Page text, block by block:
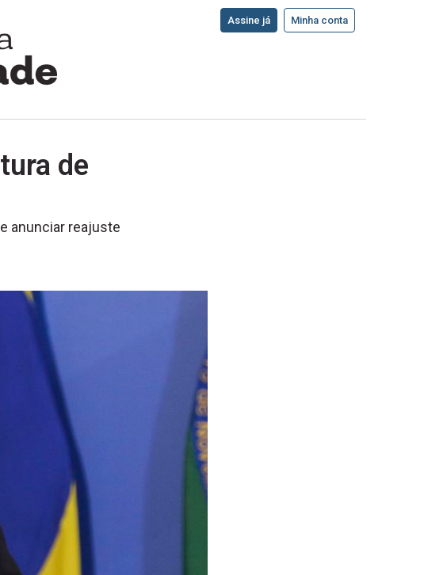
Assine já Minha conta
de
anunciar reajuste